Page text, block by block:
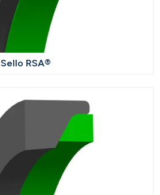
Sello RSA®